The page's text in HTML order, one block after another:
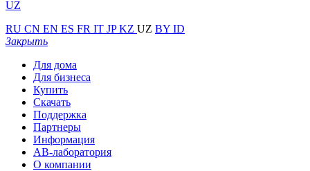
UZ
RU CN EN ES FR IT JPKZ UZ BY ID
Закрыть
Для дома
Для бизнеса
Купить
Скачать
Поддержка
Партнеры
Информация
АВ-лаборатория
О компании